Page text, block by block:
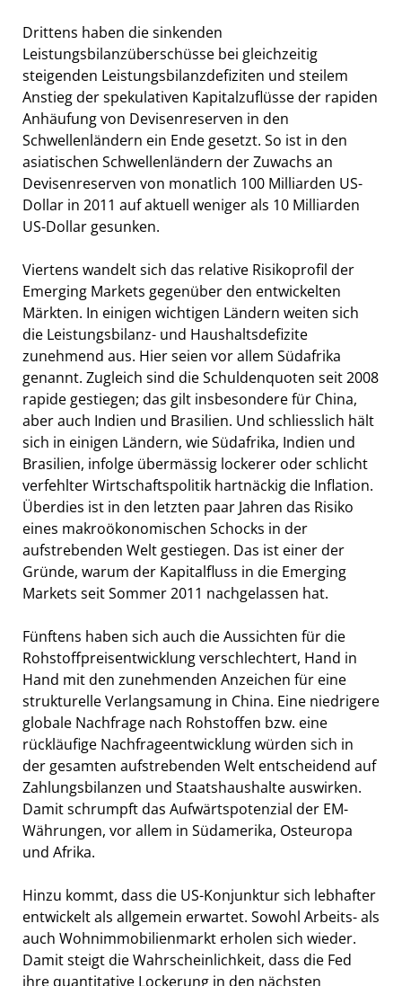
Drittens haben die sinkenden
Leistungsbilanzüberschüsse bei gleichzeitig
steigenden Leistungsbilanzdefiziten und steilem
Anstieg der spekulativen Kapitalzuflüsse der rapiden
Anhäufung von Devisenreserven in den
Schwellenländern ein Ende gesetzt. So ist in den
asiatischen Schwellenländern der Zuwachs an
Devisenreserven von monatlich 100 Milliarden US-
Dollar in 2011 auf aktuell weniger als 10 Milliarden
US-Dollar gesunken.
Viertens wandelt sich das relative Risikoprofil der
Emerging Markets gegenüber den entwickelten
Märkten. In einigen wichtigen Ländern weiten sich
die Leistungsbilanz- und Haushaltsdefizite
zunehmend aus. Hier seien vor allem Südafrika
genannt. Zugleich sind die Schuldenquoten seit 2008
rapide gestiegen; das gilt insbesondere für China,
aber auch Indien und Brasilien. Und schliesslich hält
sich in einigen Ländern, wie Südafrika, Indien und
Brasilien, infolge übermässig lockerer oder schlicht
verfehlter Wirtschaftspolitik hartnäckig die Inflation.
Überdies ist in den letzten paar Jahren das Risiko
eines makroökonomischen Schocks in der
aufstrebenden Welt gestiegen. Das ist einer der
Gründe, warum der Kapitalfluss in die Emerging
Markets seit Sommer 2011 nachgelassen hat.
Fünftens haben sich auch die Aussichten für die
Rohstoffpreisentwicklung verschlechtert, Hand in
Hand mit den zunehmenden Anzeichen für eine
strukturelle Verlangsamung in China. Eine niedrigere
globale Nachfrage nach Rohstoffen bzw. eine
rückläufige Nachfrageentwicklung würden sich in
der gesamten aufstrebenden Welt entscheidend auf
Zahlungsbilanzen und Staatshaushalte auswirken.
Damit schrumpft das Aufwärtspotenzial der EM-
Währungen, vor allem in Südamerika, Osteuropa
und Afrika.
Hinzu kommt, dass die US-Konjunktur sich lebhafter
entwickelt als allgemein erwartet. Sowohl Arbeits- als
auch Wohnimmobilienmarkt erholen sich wieder.
Damit steigt die Wahrscheinlichkeit, dass die Fed
ihre quantitative Lockerung in den nächsten